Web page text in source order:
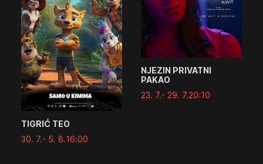
TIGRIĆ TEO
30. 7.- 5. 8.16:00
NJEZIN PRIVATNI
PAKAO
23. 7.- 29. 7.20:10